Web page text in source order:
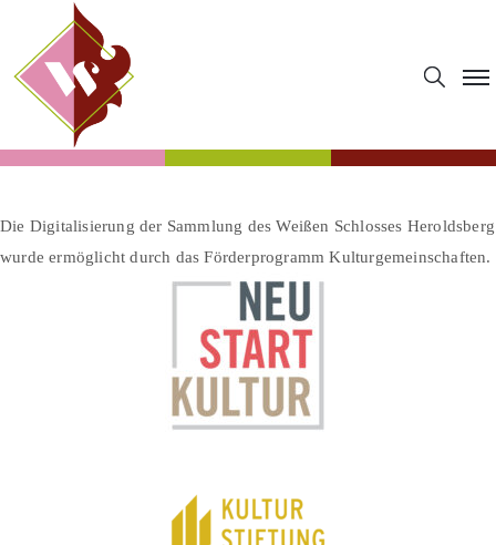
Die Digitalisierung der Sammlung des Weißen Schlosses Heroldsberg
wurde ermöglicht durch das Förderprogramm Kulturgemeinschaften.